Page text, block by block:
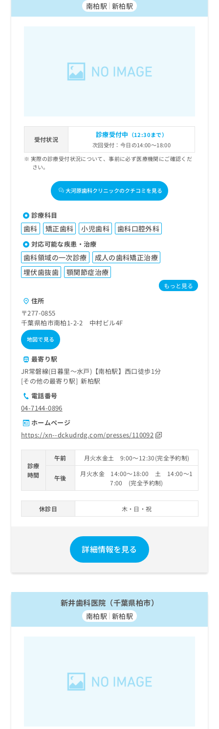
南柏駅 新柏駅
受付状況
診療受付中 （12:30まで）
次回受付：今日の14:00～18:00
実際の診療受付状況について、事前に必ず医療機関にご確認くだ
さい。
大河原歯科クリニックのクチコミを見る
診療科目
歯科 矯正歯科 小児歯科 歯科口腔外科
対応可能な疾患・治療
歯科領域の一次診療
成人の歯科矯正治療
埋伏歯抜歯
顎関節症治療
もっと見る
住所
〒277-0855
千葉県柏市南柏1-2-2 中村ビル4F
地図で見る
最寄り駅
JR常磐線(日暮里～水戸)【南柏駅】西口徒歩1分
その他の最寄り駅
新柏駅
電話番号
04-7144-0896
ホームページ
https://xn--dckudrdg.com/presses/110092
診療
時間
午前 月火水金土 9:00～12:30(完全予約制)
午後
月火水金 14:00～18:00 土 14:00～1
7:00 (完全予約制)
休診日 木・日・祝
詳細情報を見る
新井歯科医院（千葉県柏市）
南柏駅 新柏駅